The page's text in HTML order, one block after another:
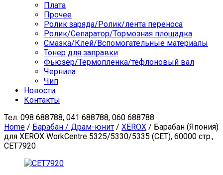
Плата
Прочее
Ролик заряда/Ролик/лента переноса
Ролик/Сепаратор/Тормозная площадка
Смазка/Клей/Вспомогательные материалы
Тонер для заправки
Фьюзер/Термопленка/тефлоновый вал
Чернила
Чип
Новости
Контакты
Тел. 098 688788, 041 688788, 060 688788
Home / Барабан / Драм-юнит / XEROX / Барабан (Япония)
для XEROX WorkCentre 5325/5330/5335 (CET), 60000 стр.,
CET7920